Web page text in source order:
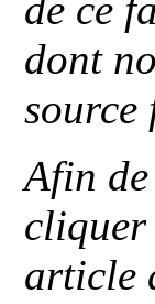
de ce
dont
source
Afin
cliquer
article